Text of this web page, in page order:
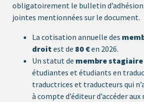
obligatoirement le bulletin d’adhésion
jointes mentionnées sur le document.
La cotisation annuelle des
droitest de 80 €en 2026.
Un statut de membre stagiaire
étudiantes et étudiants en
traductrices et traducteurs qui
à compte d’éditeur d’accéder